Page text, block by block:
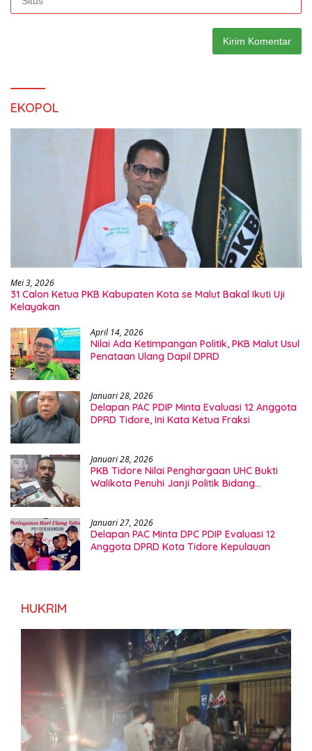
EKOPOL
Mei 3, 2026
31 Calon Ketua PKB Kabupaten Kota se Malut Bakal Ikuti Uji
Kelayakan
April 14, 2026
Nilai Ada Ketimpangan Politik, PKB Malut Usul
Penataan Ulang Dapil DPRD
Januari 28, 2026
Delapan PAC PDIP Minta Evaluasi 12 Anggota
DPRD Tidore, Ini Kata Ketua Fraksi
Januari 28, 2026
PKB Tidore Nilai Penghargaan UHC Bukti
Walikota Penuhi Janji Politik Bidang
Januari 27, 2026
Delapan PAC Minta DPC PDIP Evaluasi 12
Anggota DPRD Kota Tidore Kepulauan
HUKRIM